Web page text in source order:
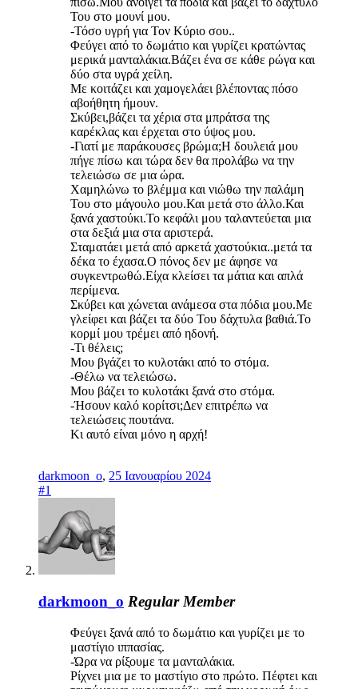
Του στο μουνί μου.
-Τόσο υγρή για Τον Κύριο σου..
Φεύγει από το δωμάτιο και γυρίζει κρατώντας
μερικά μανταλάκια.Βάζει ένα σε κάθε ρώγα και
δύο στα υγρά χείλη.
Με κοιτάζει και χαμογελάει βλέποντας πόσο
αβοήθητη ήμουν.
Σκύβει,βάζει τα χέρια στα μπράτσα της
καρέκλας και έρχεται στο ύψος μου.
-Γιατί με παράκουσες βρώμα;Η δουλειά μου
πήγε πίσω και τώρα δεν θα προλάβω να την
τελειώσω σε μια ώρα.
Χαμηλώνω το βλέμμα και νιώθω την παλάμη
Του στο μάγουλο μου.Και μετά στο άλλο.Και
ξανά χαστούκι.Το κεφάλι μου ταλαντεύεται μια
στα δεξιά μια στα αριστερά.
Σταματάει μετά από αρκετά χαστούκια..μετά τα
δέκα το έχασα.Ο πόνος δεν με άφησε να
συγκεντρωθώ.Είχα κλείσει τα μάτια και απλά
περίμενα.
Σκύβει και χώνεται ανάμεσα στα πόδια μου.Με
γλείφει και βάζει τα δύο Του δάχτυλα βαθιά.Το
κορμί μου τρέμει από ηδονή.
-Τι θέλεις;
Μου βγάζει το κυλοτάκι από το στόμα.
-Θέλω να τελειώσω.
Μου βάζει το κυλοτάκι ξανά στο στόμα.
-Ήσουν καλό κορίτσι;Δεν επιτρέπω να
τελειώσεις πουτάνα.
Κι αυτό είναι μόνο η αρχή!
darkmoon_o, 25 Ιανουαρίου 2024
#1
darkmoon_o Regular Member
Φεύγει ξανά από το δωμάτιο και γυρίζει με το
μαστίγιο ιππασίας.
-Ώρα να ρίξουμε τα μανταλάκια.
Ρίχνει μια με το μαστίγιο στο πρώτο. Πέφτει και